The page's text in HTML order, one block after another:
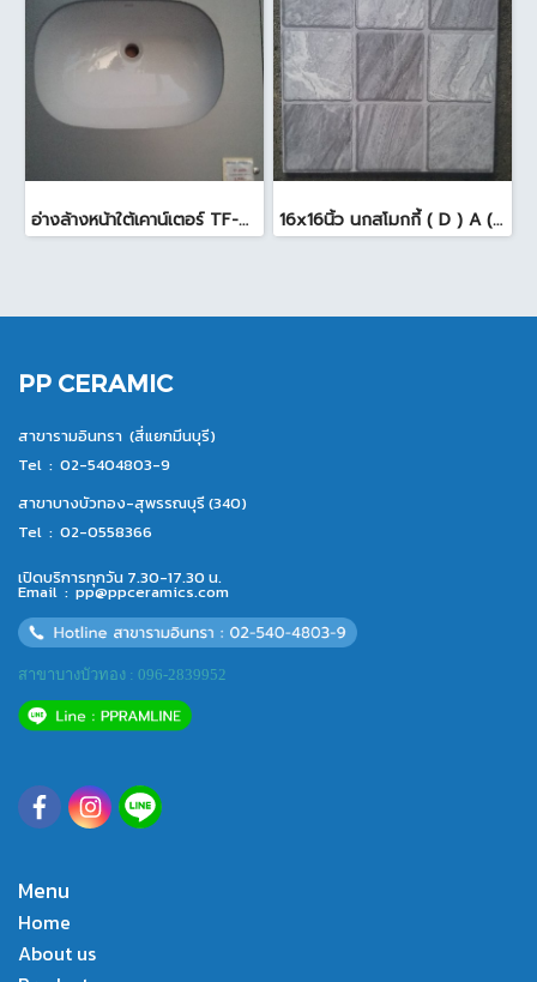
อ่างล้างหน้าใต้เคาน์เตอร์ TF-0458 สีขาว 16x16นิ้ว นกสโมกกี้ ( D ) A (Pack6)
PP CERAMIC
สาขารามอินทรา (สี่แยกมีนบุรี)
Tel : 02-5404803-9
สาขาบางบัวทอง-สุพรรณบุรี (340)
Tel : 02-0558366
เปิดบริการทุกวัน 7.30-17.30 น.
Email : pp@ppceramics.com
สาขาบางบัวทอง : 096-2839952
Menu
Home
About us